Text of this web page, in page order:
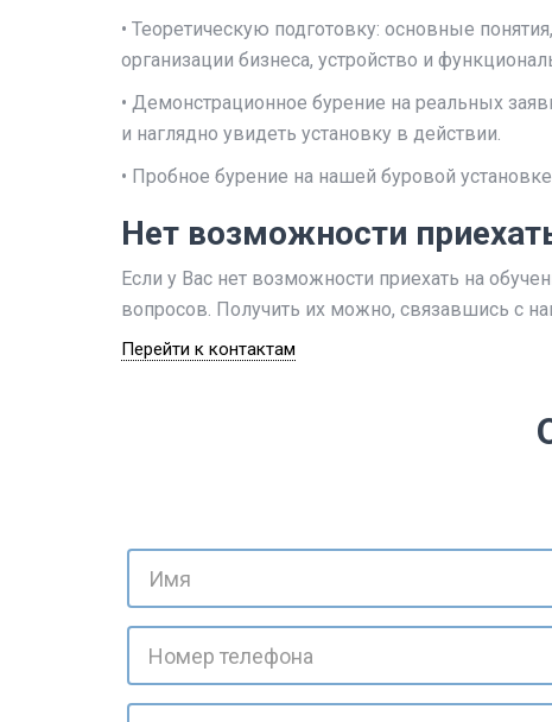
• Теоретическую подготовку: основные
организации бизнеса, устройство и
• Демонстрационное бурение на реальных
и наглядно увидеть установку в действии.
• Пробное бурение на нашей буровой
Нет возможности
Если у Вас нет возможности приехать на
вопросов. Получить их можно, связавшись с
Перейти к контактам